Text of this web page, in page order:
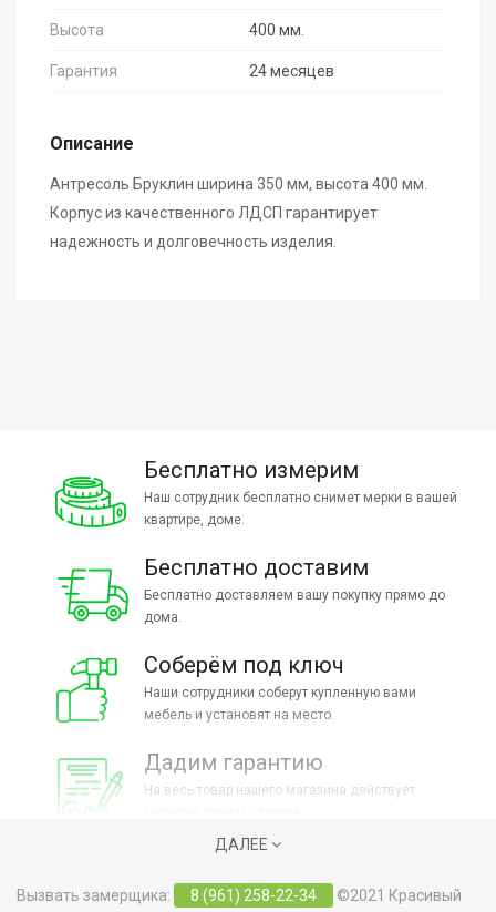
Высота 400 мм.
Гарантия 24 месяцев
Описание
Антресоль Бруклин ширина 350 мм, высота 400 мм.
Корпус из качественного ЛДСП гарантирует
надежность и долговечность изделия.
Бесплатно измерим
Наш сотрудник бесплатно снимет мерки в вашей
квартире, доме.
Бесплатно доставим
Бесплатно доставляем вашу покупку прямо до
дома.
Соберём под ключ
Наши сотрудники соберут купленную вами
мебель и установят на место.
Дадим гарантию
На весь товар нашего магазина действует
ДАЛЕЕ
Вызвать замерщика: 8 (961) 258-22-34 ©2021 Красивый